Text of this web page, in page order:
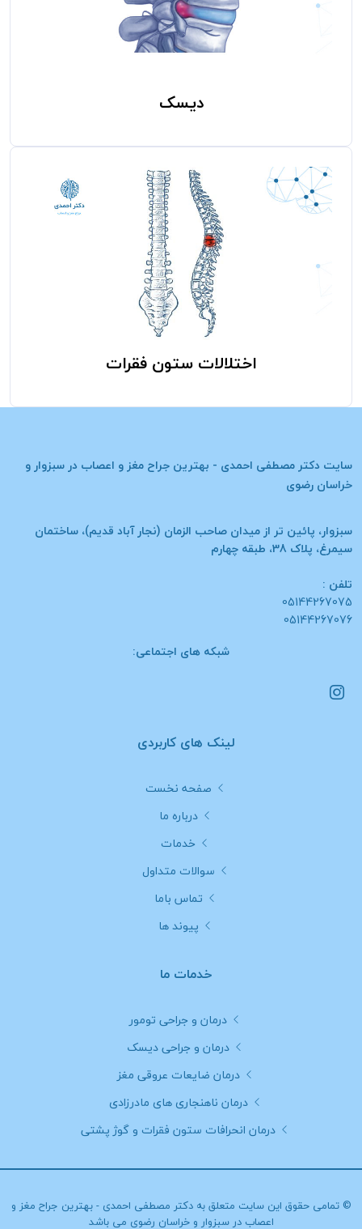
دیسک
اختلالات ستون فقرات
سایت دکتر مصطفی احمدی - بهترین جراح مغز و اعصاب در سبزوار و
خراسان رضوی
سبزوار، پائین تر از میدان صاحب الزمان (نجار آباد قدیم)، ساختمان
سیمرغ، پلاک 38، طبقه چهارم
تلفن :
05144267075
05144267076
شبکه های اجتماعی:
لینک های کاربردی
صفحه نخست
درباره ما
خدمات
سوالات متداول
تماس باما
پیوند ها
خدمات ما
درمان و جراحی تومور
درمان و جراحی دیسک
درمان ضایعات عروقی مغز
درمان ناهنجاری های مادرزادی
درمان انحرافات ستون فقرات و گوژ پشتی
© تمامی حقوق این سایت متعلق بهدکتر مصطفی احمدی - بهترین جراح مغز و
اعصاب در سبزوار و خراسان رضوی می باشد